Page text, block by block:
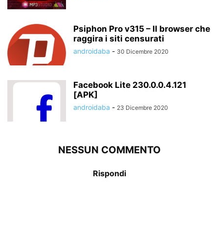
Psiphon Pro v315 – Il browser che
raggira i siti censurati
androidaba - 30 Dicembre 2020
Facebook Lite 230.0.0.4.121
[APK]
androidaba - 23 Dicembre 2020
NESSUN COMMENTO
Rispondi